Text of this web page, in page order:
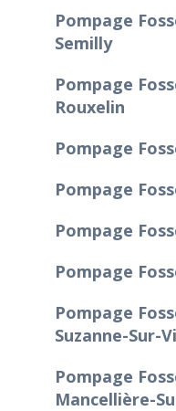
Pompage
Semilly
Pompage
Rouxelin
Pompage
Pompage
Pompage
Pompage
Pompage
Suzanne-Sur-
Pompage
Mancellière-